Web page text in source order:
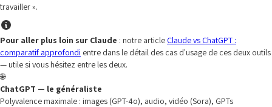
travailler ».
Pour aller plus loin sur Claude : notre article Claude vs ChatGPT :
comparatif approfondi entre dans le détail des cas d'usage de ces deux outils
— utile si vous hésitez entre les deux.
🌐
ChatGPT — le généraliste
Polyvalence maximale : images (GPT-4o), audio, vidéo (Sora), GPTs